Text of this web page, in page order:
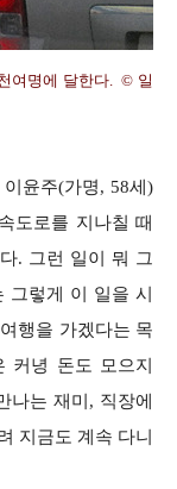
여명에 달한다. © 일
윤주(가명, 58세)
도로를 지나칠 때
. 그런 일이 뭐 그
그렇게 이 일을 시
행을 가겠다는 목
커녕 돈도 모으지
나는 재미, 직장에
지금도 계속 다니